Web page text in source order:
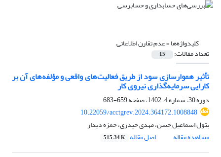
کلیدواژه‌ها =عدم تقارن اطلاعاتی
تعداد مقالات: 15
تأثیر هموارسازی سود از طریق فعالیت‌های واقعی و مؤلفه‌های آن بر
کارایی سرمایه‌گذاری نیروی کار
دوره 30، شماره 4، 1402، صفحه
659-683
10.22059/acctgrev.2024.364172.1008848
بتول اسماعیل حسن، مهدی حیدری، حمزه دیدار
مشاهده مقاله
اصل مقاله 515.34 K